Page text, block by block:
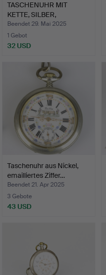
TASCHENUHR MIT
KETTE, SILBER,
SEKUNDENUNTE…
Beendet 29. Mai 2025
1 Gebot
32 USD
Taschenuhr aus Nickel,
emailliertes Ziffer…
Beendet 21. Apr 2025
3 Gebote
43 USD